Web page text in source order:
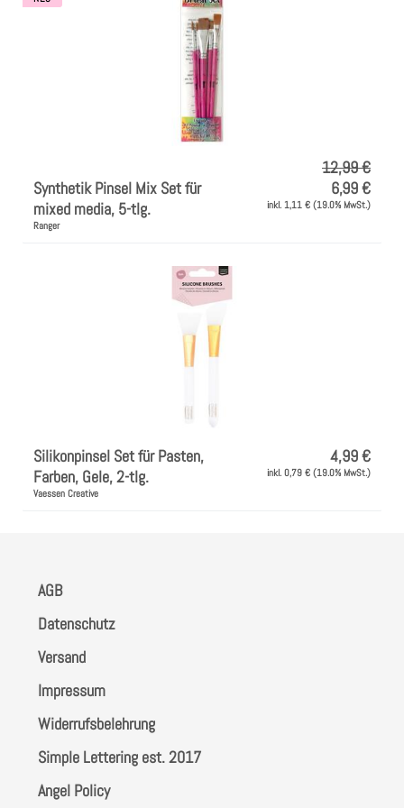
Maritim/Sommer
Kranzliebe
12,99 €
Synthetik Pinsel Mix Set für
mixed media, 5-tlg.
Ranger
6,99 €
inkl. 1,11 € (19.0% MwSt.)
Silikonpinsel Set für Pasten,
Farben, Gele, 2-tlg.
Vaessen Creative
4,99 €
inkl. 0,79 € (19.0% MwSt.)
AGB
Datenschutz
Versand
Impressum
Widerrufsbelehrung
Simple Lettering est. 2017
Angel Policy